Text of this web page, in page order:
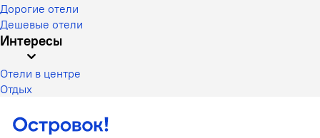
Дорогие отели
Дешевые отели
Интересы
Отели в центре
Отдых